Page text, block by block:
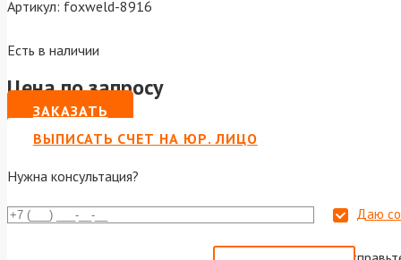
Артикул: foxweld-8916
Есть в наличии
Цена по запросу
ЗАКАЗАТЬ
ВЫПИСАТЬ СЧЕТ НА ЮР. ЛИЦО
Нужна консультация?
Даю